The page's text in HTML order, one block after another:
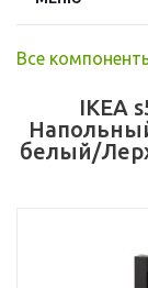
Все
IKEA
белый/